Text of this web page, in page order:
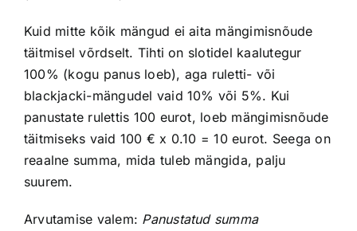
Kuid mitte kõik mängud ei aita mängimisnõude
täitmisel võrdselt. Tihti on slotidel kaalutegur
100% (kogu panus loeb), aga ruletti- või
blackjacki-mängudel vaid 10% või 5%. Kui
panustate rulettis 100 eurot, loeb mängimisnõude
täitmiseks vaid 100 € x 0.10 = 10 eurot. Seega on
reaalne summa, mida tuleb mängida, palju
suurem.
Arvutamise valem: Panustatud summa